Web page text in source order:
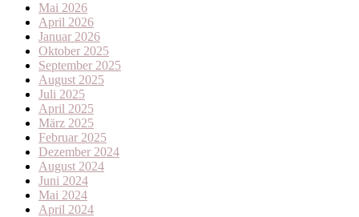
Mai 2026
April 2026
Januar 2026
Oktober 2025
September 2025
August 2025
Juli 2025
April 2025
März 2025
Februar 2025
Dezember 2024
August 2024
Juni 2024
Mai 2024
April 2024